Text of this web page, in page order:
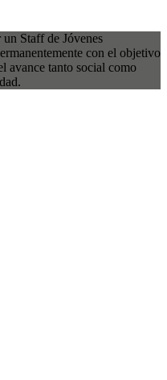
Staff de Jóvenes
con el objetivo
avance tanto social como